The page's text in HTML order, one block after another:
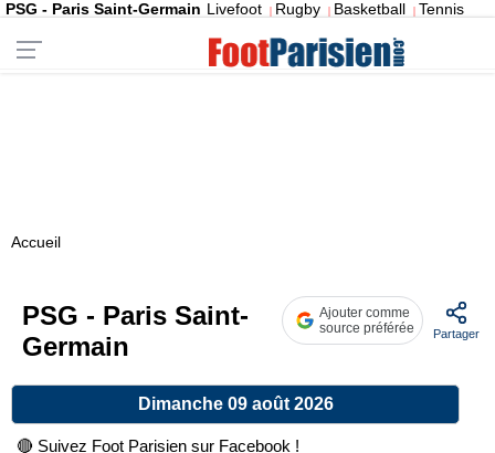
PSG - Paris Saint-Germain Livefoot | Rugby | Basketball | Tennis
Accueil
PSG - Paris Saint-
Germain
Ajouter comme
source préférée
Partager
Dimanche 09 août 2026
🔴 Suivez Foot Parisien sur Facebook !